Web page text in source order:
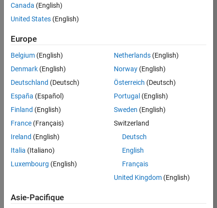
Vous
à
compte
candidat
Adresse e-mail
Mot de passe
Vous
votre
mot
Canada (English)
United States (English)
Europe
Belgium (English)
Denmark (English)
Deutschland (Deutsch)
España (Español)
Finland (English)
France (Français)
Ireland (English)
Italia (Italiano)
Luxembourg (English)
Netherlands(English)
Norway(English)
Österreich (Deutsch)
Portugal (English)
Sweden (English)
Switzerland
Deutsch
English
Français
United Kingdom(English)
Asie-Pacifique